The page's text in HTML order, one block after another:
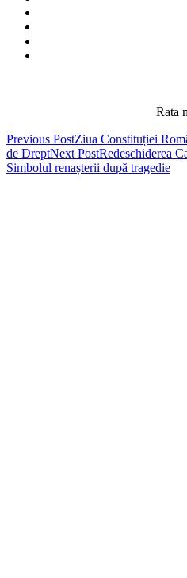
Rata
Post
navigation
Previous PostZiua Constituției
de DreptNext PostRedeschiderea
Simbolul renașterii după tragedie